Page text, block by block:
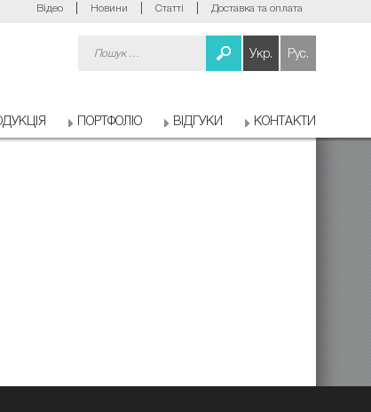
Відео Новини Статті Доставка та оплата
Укр. Рус.
ПОРТФОЛІО ВІДГУКИ КОНТАКТИ